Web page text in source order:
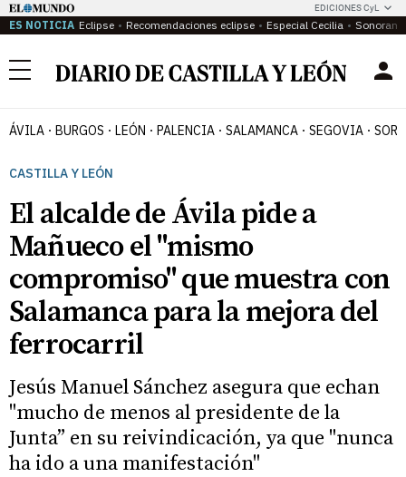
EDICIONES CyL
ES NOTICIA Eclipse Recomendaciones eclipse Especial Cecilia
Menú
ÁVILA BURGOS LEÓN PALENCIA SALAMANCA SEGOVIA
CASTILLA Y LEÓN
El alcalde de Ávila pide a
Mañueco el "mismo
compromiso" que muestra con
Salamanca para la mejora del
ferrocarril
Jesús Manuel Sánchez asegura que echan
"mucho de menos al presidente de la
Junta” en su reivindicación, ya que "nunca
ha ido a una manifestación"